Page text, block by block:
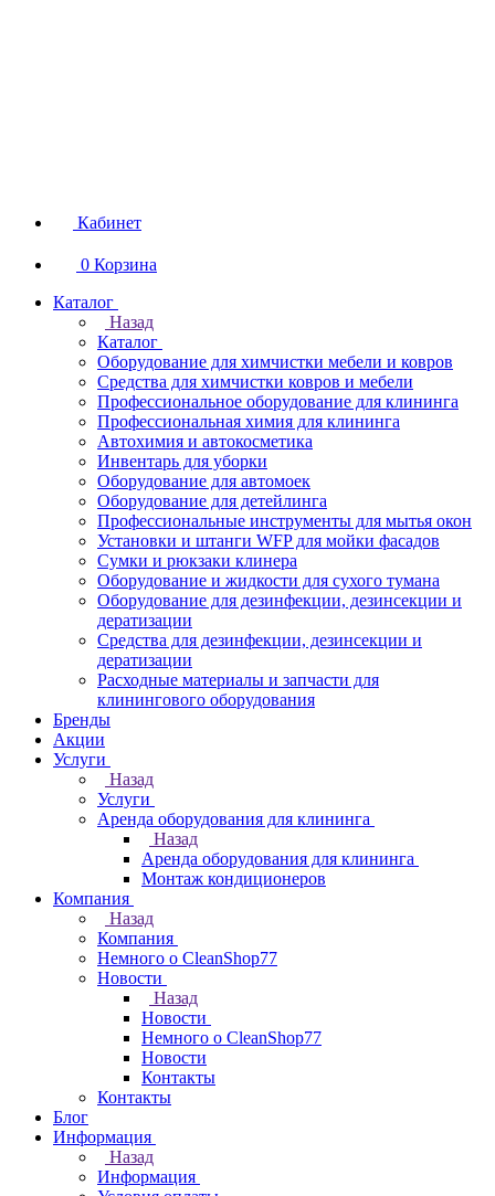
Кабинет
0 Корзина
Каталог
Назад
Каталог
Оборудование для химчистки мебели и ковров
Средства для химчистки ковров и мебели
Профессиональное оборудование для клининга
Профессиональная химия для клининга
Автохимия и автокосметика
Инвентарь для уборки
Оборудование для автомоек
Оборудование для детейлинга
Профессиональные инструменты для мытья окон
Установки и штанги WFP для мойки фасадов
Сумки и рюкзаки клинера
Оборудование и жидкости для сухого тумана
Оборудование для дезинфекции, дезинсекции и
дератизации
Средства для дезинфекции, дезинсекции и
дератизации
Расходные материалы и запчасти для
клинингового оборудования
Бренды
Акции
Услуги
Назад
Услуги
Аренда оборудования для клининга
Назад
Аренда оборудования для клининга
Монтаж кондиционеров
Компания
Назад
Компания
Немного о CleanShop77
Новости
Назад
Новости
Немного о CleanShop77
Новости
Контакты
Контакты
Блог
Информация
Назад
Информация